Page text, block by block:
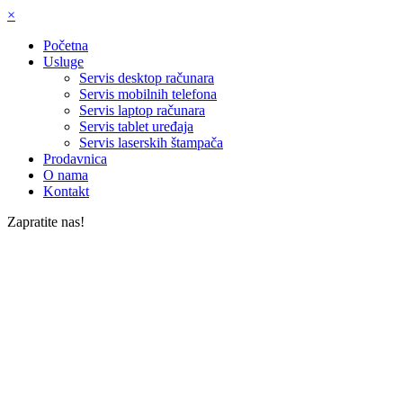
×
Početna
Usluge
Servis desktop računara
Servis mobilnih telefona
Servis laptop računara
Servis tablet uređaja
Servis laserskih štampača
Prodavnica
O nama
Kontakt
Zapratite nas!